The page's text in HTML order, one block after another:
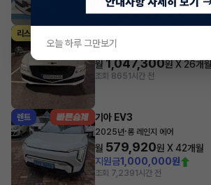
조회 2,054 1시간 전
리스
2024년
월 1,047,300원 X 26개월
조회 8651시간 전
렌트 기아 EV3
2025년·롱 레인지 에어
월 579,920원 X42개월
지원금1,000,000원
조회 7,2391시간 전
오늘 하루 그만보기